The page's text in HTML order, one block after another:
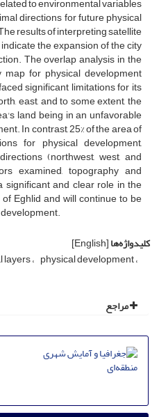
to environmental variables
directions for future physical
results of interpreting satellite
the expansion of the city
The overlap analysis in the
for physical development
significant limitations for its
east, and to some extent, the
land being in an unfavorable
In contrast, 25% of the area of
for physical development,
(northwest, west, and
examined, topography and
and clear role in the
Eghlid and will continue to be
کلیدواژه‌ها[English]
layers physical development
مراجع